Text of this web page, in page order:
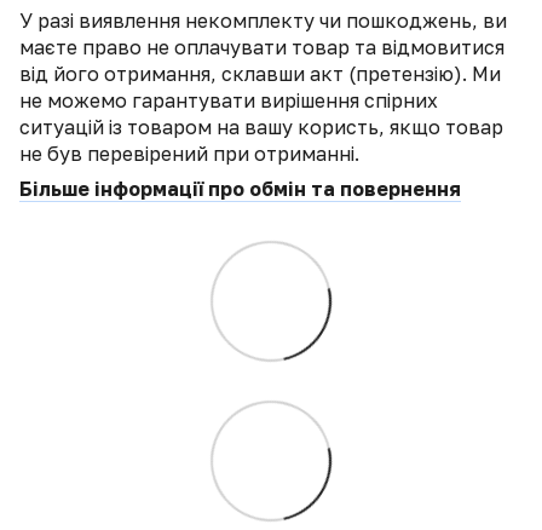
У разі виявлення некомплекту чи пошкоджень, ви
маєте право не оплачувати товар та відмовитися
від його отримання, склавши акт (претензію). Ми
не можемо гарантувати вирішення спірних
ситуацій із товаром на вашу користь, якщо товар
не був перевірений при отриманні.
Більше інформації про обмін та повернення